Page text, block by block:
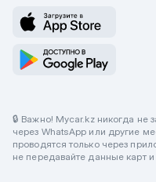
🔒 Важно! Mycar.kz никогда не
через WhatsApp или другие
проводятся только через
не передавайте данные карт